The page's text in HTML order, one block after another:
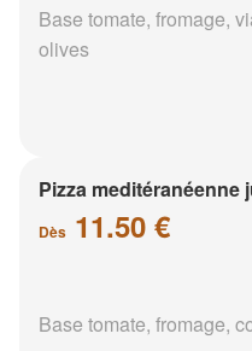
Base tomate, fromage,
olives
Pizza meditéranéenne
Dès 11.50 €
Base tomate, fromage,